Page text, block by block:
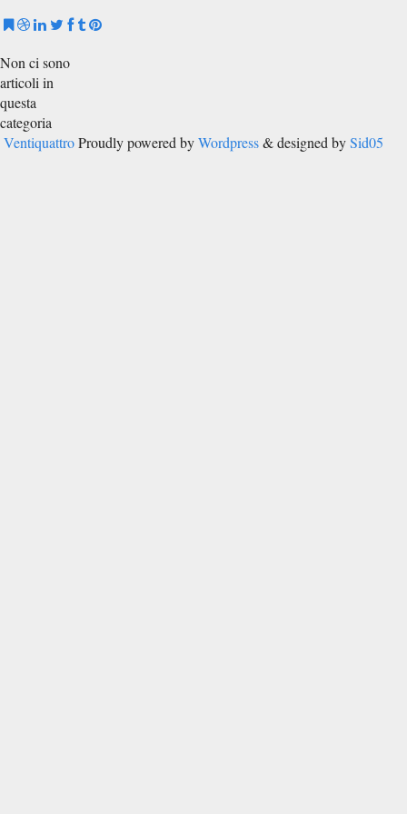
Non ci sono
articoli in
questa
categoria
Ventiquattro Proudly powered byWordpress& designed bySid05